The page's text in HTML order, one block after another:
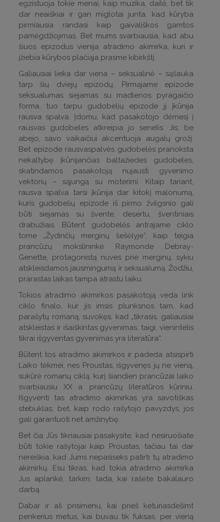
egzistuoja tokie menai, kaip muzika, dailė, bet tik
dar neaiškiai ir gan miglotai junta, kad kūryba
pirmiausia randasi kaip gaivališkos gamtos
pamėgdžiojimas. Bet mums svarbiausia, kad abu
šiuos epizodus vienija atradimo akimirka, kuri ir
įžiebia kūrybos plačiąja prasme kibirkštį.
Galiausiai lieka dar viena – seksualinė – sąšauka
tarp šių dviejų epizodų. Pirmajame epizode
seksualumas siejamas su madlenos pyragaičio
forma, tuo tarpu gudobelių epizode jį įkūnija
rausva spalva. Įdomu, kad pasakotojo dėmesį į
rausvas gudobeles atkreipia jo senelis. Jis, be
abejo, savo vaikaičiui akcentuoja augalų grožį.
Bet epizode rausvaspalvės gudobelės pranoksta
nekaltybę įkūnijančias baltažiedes gudobeles,
skatindamos pasakotoją nujausti gyvenimo
vektorių – sąjungą su moterimi. Kitaip tariant,
rausva spalva tarsi įkūnija dar kitokį malonumą,
kuris gudobelių epizode iš pirmo žvilgsnio gali
būti siejamas su švente, desertu, šventiniais
drabužiais. Būtent gudobelės antrajame ciklo
tome „Žydinčių merginų šešėlyje“, kaip teigia
prancūzų mokslininkė Raymonde Debray-
Genette, protagonistą nuves prie merginų, sykiu
atskleisdamos jausmingumą ir seksualumą. Žodžiu,
prarastas laikas tampa atrastu laiku.
Tokios atradimo akimirkos pasakotoją veda link
ciklo finalo, kur jis imsis plunksnos tam, kad
parašytų romaną, suvokęs, kad „tikrasis, galiausiai
atskleistas ir išaiškintas gyvenimas, taigi, vienintelis
tikrai išgyventas gyvenimas yra literatūra“.
Būtent tos atradimo akimirkos ir padeda atsispirti
Laiko tėkmei, nes Proustas, išgyvenęs jų ne vieną,
sukūrė romanų ciklą, kurį šiandien prancūzai laiko
svarbiausiu XX a. prancūzų literatūros kūriniu.
Išgyventi tas atradimo akimirkas yra savotiškas
stebuklas, bet, kaip rodo rašytojo pavyzdys, jos
gali garantuoti net amžinybę.
Bet čia Jūs tikriausiai pasakysite, kad nesiruošiate
būti tokie rašytojai kaip Proustas, tačiau tai dar
nereiškia, kad Jums nepasiseks patirti tų atradimo
akimirkų. Esu tikras, kad tokia atradimo akimirka
Jus aplankė, tarkim, tada, kai rašėte bakalauro
darbą.
Dabar ir aš prisimenu, kai prieš keturiasdešimt
penkerius metus, kai buvau tik fuksas, per vieną